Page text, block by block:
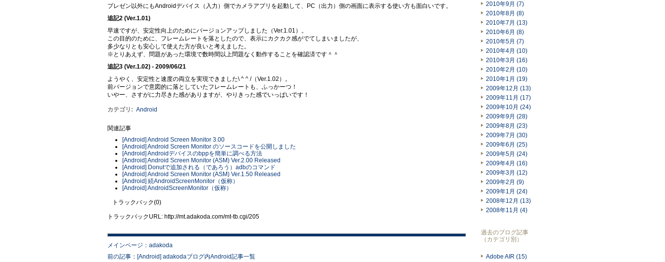
プレゼン以外にもAndroidデバイス（入力）側でカメラアプリを起動して、PC（出力）側の画面に表示する使い方も面白いです。
追記2 (Ver.1.01)
早速ですが、安定性向上のためにバージョンアップしました（Ver.1.01）。
この目的のために、フレームレートを落としたので、表示にカクカク感がでてしまいましたが、
多少なりとも安心して使えた方が良いと考えました。
※とりあえず、問題があった環境で数時間以上問題なく動作することを確認済です＾＾
追記3 (Ver.1.02) - 2009/06/21
ようやく、安定性と速度の両立を実現できました\ ^ ^ /（Ver.1.02）。
前バージョンで意図的に落としていたフレームレートも、ふっかーつ！
いやー、さすがに力尽きた感がありますが、やりきった感でいっぱいです！
カテゴリ : Android
関連記事
[Android] Android Screen Monitor 3.00
[Android] Android Screen Monitor のソースコードを公開しました
[Android] Androidデバイスのbppを簡単に調べる方法
[Android] Android Screen Monitor (ASM) Ver.2.00 Released
[Android] Donutで追加される（であろう）adbのコマンド
[Android] Android Screen Monitor (ASM) Ver.1.50 Released
[Android] 続AndroidScreenMonitor（仮称）
[Android] AndroidScreenMonitor（仮称）
トラックバック(0)
トラックバックURL: http://mt.adakoda.com/mt-tb.cgi/205
メインページ：adakoda
前の記事：[Android] adakodaブログ内Android記事一覧
2010年9月 (7)
2010年8月 (8)
2010年7月 (13)
2010年6月 (8)
2010年5月 (7)
2010年4月 (10)
2010年3月 (16)
2010年2月 (10)
2010年1月 (19)
2009年12月 (13)
2009年11月 (17)
2009年10月 (24)
2009年9月 (28)
2009年8月 (23)
2009年7月 (30)
2009年6月 (25)
2009年5月 (24)
2009年4月 (16)
2009年3月 (12)
2009年2月 (9)
2009年1月 (24)
2008年12月 (13)
2008年11月 (4)
過去のブログ記事
（カテゴリ別）
Adobe AIR (15)